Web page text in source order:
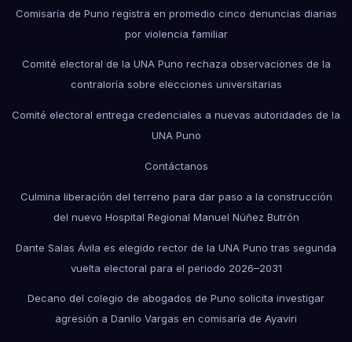
Comisaría de Puno registra en promedio cinco denuncias diarias
por violencia familiar
Comité electoral de la UNA Puno rechaza observaciones de la
contraloría sobre elecciones universitarias
Comité electoral entrega credenciales a nuevas autoridades de la
UNA Puno
Contáctanos
Culmina liberación del terreno para dar paso a la construcción
del nuevo Hospital Regional Manuel Núñez Butrón
Dante Salas Ávila es elegido rector de la UNA Puno tras segunda
vuelta electoral para el periodo 2026–2031
Decano del colegio de abogados de Puno solicita investigar
agresión a Danilo Vargas en comisaría de Ayaviri